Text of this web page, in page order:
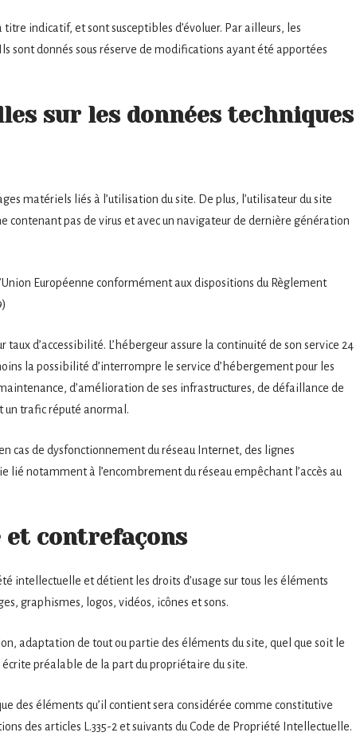
indicatif, et sont susceptibles d’évoluer. Par ailleurs, les
sont donnés sous réserve de modifications ayant été apportées
sur les données techniques
matériels liés à l’utilisation du site. De plus, l’utilisateur du site
contenant pas de virus et avec un navigateur de dernière génération
Européenne conformément aux dispositions du Règlement
d’accessibilité. L’hébergeur assure la continuité de son service 24
la possibilité d’interrompre le service d’hébergement pour les
d’amélioration de ses infrastructures, de défaillance de
un trafic réputé anormal.
cas de dysfonctionnement du réseau Internet, des lignes
notamment à l’encombrement du réseau empêchant l’accès au
contrefaçons
intellectuelle et détient les droits d’usage sur tous les éléments
graphismes, logos, vidéos, icônes et sons.
adaptation de tout ou partie des éléments du site, quel que soit le
préalable de la part du propriétaire du site.
des éléments qu’il contient sera considérée comme constitutive
des articles L.335-2 et suivants du Code de Propriété Intellectuelle.